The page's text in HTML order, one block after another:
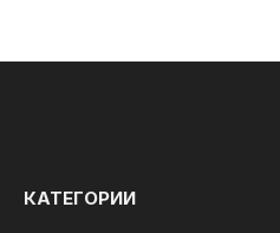
КАТЕГОРИИ